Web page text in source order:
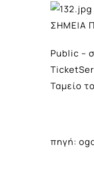
ΣΗΜΕΙΑ
Public –
Ταμείο
πηγή: